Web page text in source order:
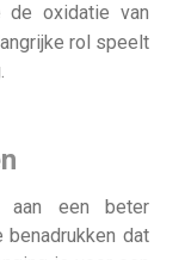
de oxidatie van
rol speelt
aan een beter
dat